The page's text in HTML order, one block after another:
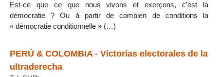
Est-ce que ce que nous vivons et exerçons, c’est la
démocratie ? Ou à partir de combien de conditions la
« démocratie conditionnelle » (…)
PERÚ & COLOMBIA - Victorias electorales de la
ultraderecha